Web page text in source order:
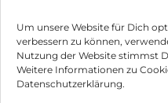
Um unsere Website für Dich
verbessern zu können,
Nutzung der Website stimmst
Weitere Informationen zu
Datenschutzerklärung.
Impressum